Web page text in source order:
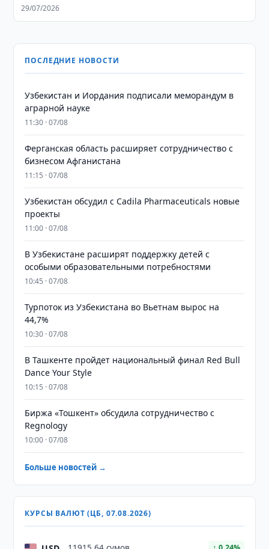
29/07/2026
ПОСЛЕДНИЕ НОВОСТИ
Узбекистан и Иордания подписали меморандум в
аграрной науке
11:30 · 07/08
Ферганская область расширяет сотрудничество с
бизнесом Афганистана
11:15 · 07/08
Узбекистан обсудил с Cadila Pharmaceuticals новые
проекты
11:00 · 07/08
В Узбекистане расширят поддержку детей с
особыми образовательными потребностями
10:45 · 07/08
Турпоток из Узбекистана во Вьетнам вырос на
44,7%
10:30 · 07/08
В Ташкенте пройдет национальный финал Red Bull
Dance Your Style
10:15 · 07/08
Биржа «Тошкент» обсудила сотрудничество с
Regnology
10:00 · 07/08
Больше новостей →
КУРСЫ ВАЛЮТ (ЦБ, 07.08.2026)